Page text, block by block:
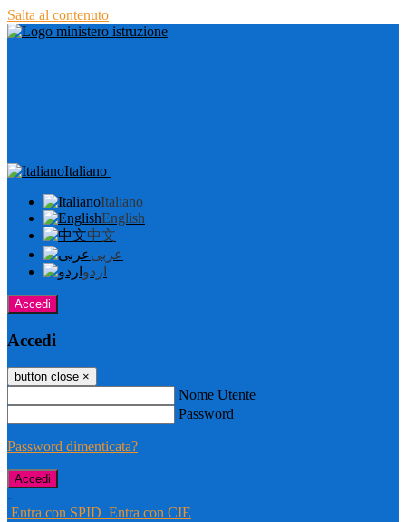
Salta al contenuto
Italiano
Italiano
English
中文
عربى
اردو
Accedi
Accedi
button close ×
Nome Utente
Password
Password dimenticata?
-
Entra con SPID Entra con CIE